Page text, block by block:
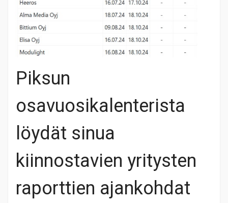
Piksun
osavuosikalenterista
löydät sinua
kiinnostavien yritysten
raporttien ajankohdat